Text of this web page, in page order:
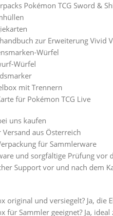
Pokémon TCG Sword &
zur Erweiterung Vivid
Würfel
Würfel
mit Trennern
für Pokémon TCG Live
uns kaufen
Versand aus Österreich
für Sammlerware
und sorgfältige Prüfung vor
Support vor und nach dem
original und versiegelt? Ja,
für Sammler geeignet? Ja,